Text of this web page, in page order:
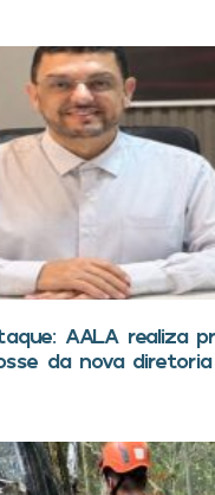
AALA realiza
da nova